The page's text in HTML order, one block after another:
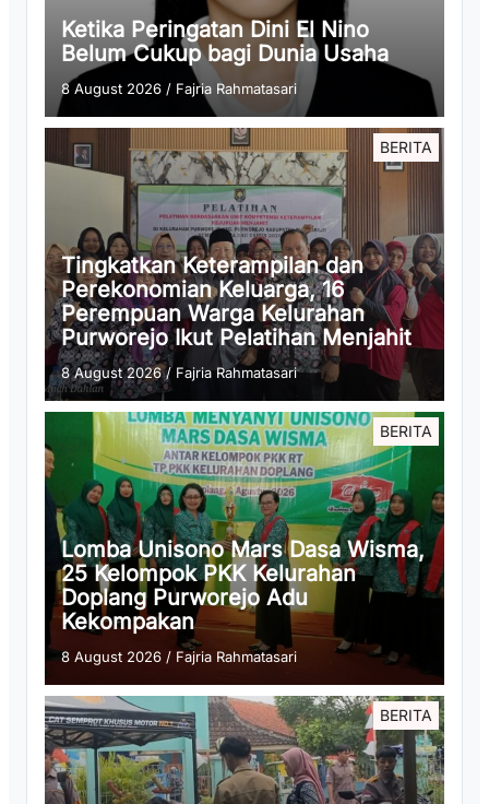
Ketika Peringatan Dini El Nino
Belum Cukup bagi Dunia Usaha
8 August 2026 / Fajria Rahmatasari
BERITA
Tingkatkan Keterampilan dan
Perekonomian Keluarga, 16
Perempuan Warga Kelurahan
Purworejo Ikut Pelatihan Menjahit
8 August 2026/ Fajria Rahmatasari
BERITA
Lomba Unisono Mars Dasa Wisma,
25 Kelompok PKK Kelurahan
Doplang Purworejo Adu
Kekompakan
8 August 2026 / Fajria Rahmatasari
BERITA